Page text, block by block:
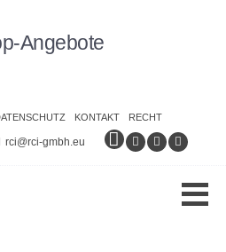
Angebote
KONTAKT RECHT
rci@rci-gmbh.eu